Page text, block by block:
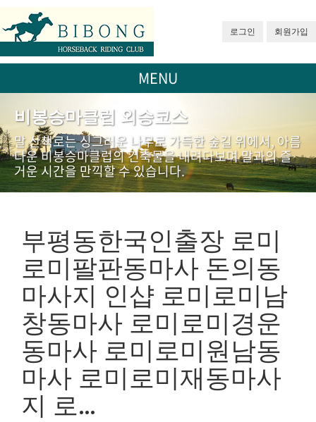
로그인 회원가입
MENU
비봉승마클럽 외승코스
말 산책로는 싱그러운 나무로 가득한 숲길 위에서, 아름
다운 비봉승마클럽의 건축물을 내려다보며 말과의 즐
거운 시간을 만끽할 수 있습니다.
부평동한국인출장 로미
로미팔판동마사 돈의동
마사지 인샵 로미로미남
창동마사 로미로미경운
동마사 로미로미원남동
마사 로미로미재동마사
지 로…